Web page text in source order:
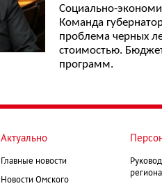
Социально-
Команда
проблема черных
стоимостью.
программ.
Актуально
Главные новости
Новости Омского